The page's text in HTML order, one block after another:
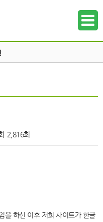
2,816회
을 하신 이후 저희 사이트가 한글